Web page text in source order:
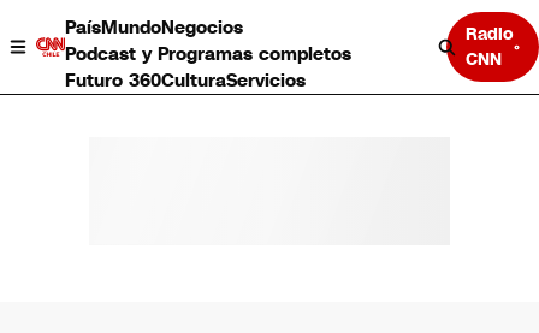
PaísMundoNegocios
Podcast y Programas completos
Futuro 360CulturaServicios
Radio
CNN